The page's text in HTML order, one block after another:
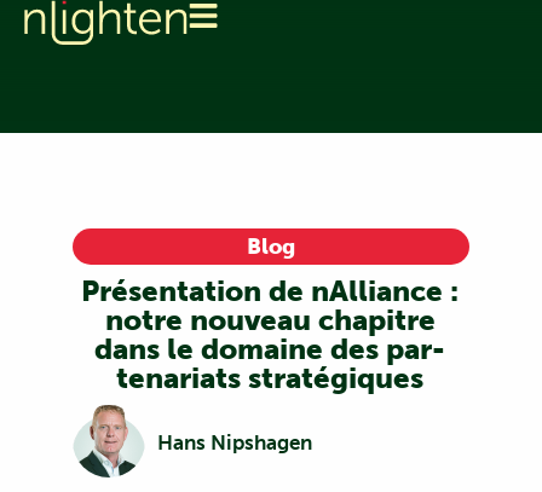
Blog
Présentation de nAlliance :
notre nouveau chapitre
dans le domaine des par-
tenariats stratégiques
Hans Nipshagen